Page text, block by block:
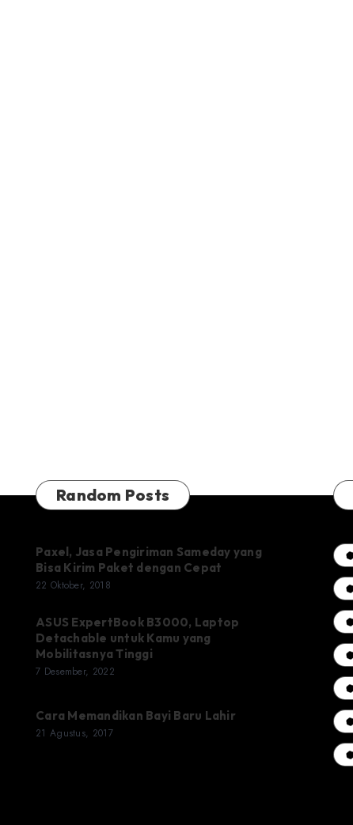
Random Posts
Paxel, Jasa Pengiriman Sameday yang
Bisa Kirim Paket dengan Cepat
22 Oktober, 2018
ASUS ExpertBook B3000, Laptop
Detachable untuk Kamu yang
Mobilitasnya Tinggi
7 Desember, 2022
Cara Memandikan Bayi Baru Lahir
21 Agustus, 2017